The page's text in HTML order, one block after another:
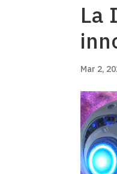
La
Mar 2,